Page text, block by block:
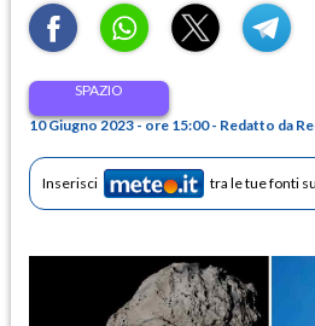
SPAZIO
10 Giugno 2023 - ore 15:00 - Redatto da
Inserisci tra le tue fonti su